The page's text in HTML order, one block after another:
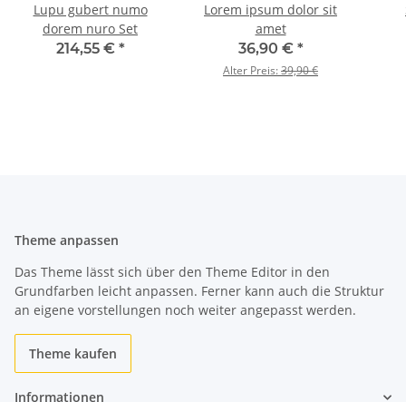
Lupu gubert numo
dorem nuro Set
214,55 € *
Lorem ipsum dolor sit
amet
36,90 € *
Alter Preis:39,90 €
Theme anpassen
Das Theme lässt sich über den Theme Editor in den
Grundfarben leicht anpassen. Ferner kann auch die Struktur
an eigene vorstellungen noch weiter angepasst werden.
Theme kaufen
Informationen